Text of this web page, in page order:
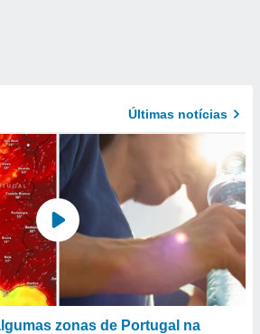
Últimas notícias
zonas de Portugal na